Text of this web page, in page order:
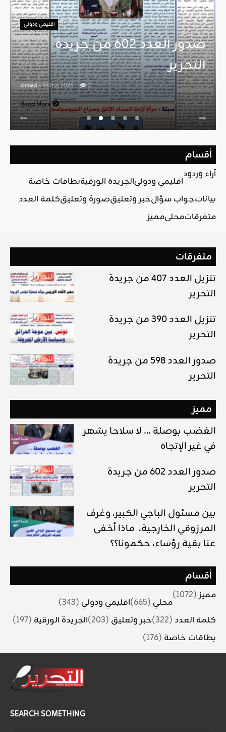
اقليمي ودولي
صدور العدد 602 من جريدة
التحرير
ahmed - août 2, 2026 0
Read More
أقسام
آراء وردود
اقليمي ودوليالجريدة الورقيةبطاقات خاصة
بياناتجواب سؤالخبر وتعليقصورة وتعليقكلمة العدد
متفرقاتمحليمميز
متفرقات
تنزيل العدد 407 من جريدة
التحرير
تنزيل العدد 390 من جريدة
التحرير
صدور العدد 598 من جريدة
التحرير
مميز
الغضب بوصلة … لا سلاحا يشهر
في غير الإتجاه
صدور العدد 602 من جريدة
التحرير
بين مسئول الباجي الكبير، وغرف
المرزوقي الخارجية، ماذا أخفى
عنا بقية رؤساء، حكمونا؟؟
أقسام
مميز(1072)
محلي (665) اقليمي ودولي (343)
كلمة العدد (322) خبر وتعليق (203) الجريدة الورقية (197)
بطاقات خاصة (176)
SEARCH SOMETHING